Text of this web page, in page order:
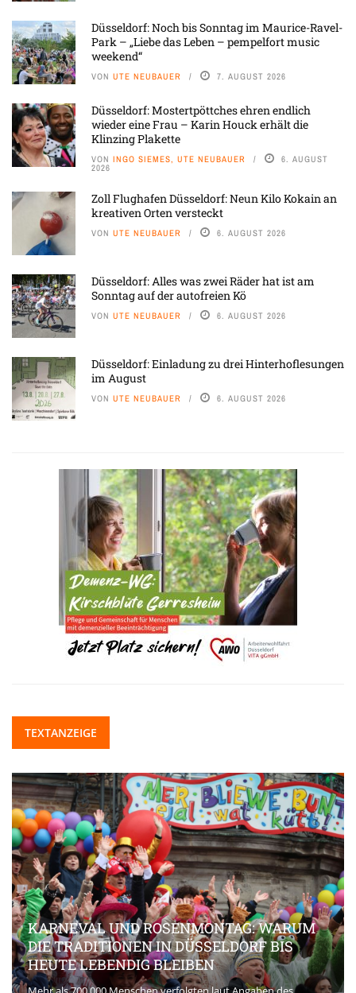
Düsseldorf: Noch bis Sonntag im Maurice-Ravel-
Park – „Liebe das Leben – pempelfort music
weekend“
VON UTE NEUBAUER 7. AUGUST 2026
Düsseldorf: Mostertpöttches ehren endlich
wieder eine Frau – Karin Houck erhält die
Klinzing Plakette
VON INGO SIEMES, UTE NEUBAUER 6. AUGUST
2026
Zoll Flughafen Düsseldorf: Neun Kilo Kokain an
kreativen Orten versteckt
VON UTE NEUBAUER 6. AUGUST 2026
Düsseldorf: Alles was zwei Räder hat ist am
Sonntag auf der autofreien Kö
VON UTE NEUBAUER 6. AUGUST 2026
Düsseldorf: Einladung zu drei Hinterhoflesungen
im August
VON UTE NEUBAUER 6. AUGUST 2026
TEXTANZEIGE
KARNEVAL UND ROSENMONTAG: WARUM
DIE TRADITIONEN IN DÜSSELDORF BIS
HEUTE LEBENDIG BLEIBEN